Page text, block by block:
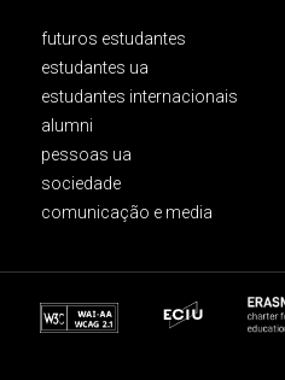
futuros estudantes
estudantes ua
estudantes internacionais
alumni
pessoas ua
sociedade
comunicação e media